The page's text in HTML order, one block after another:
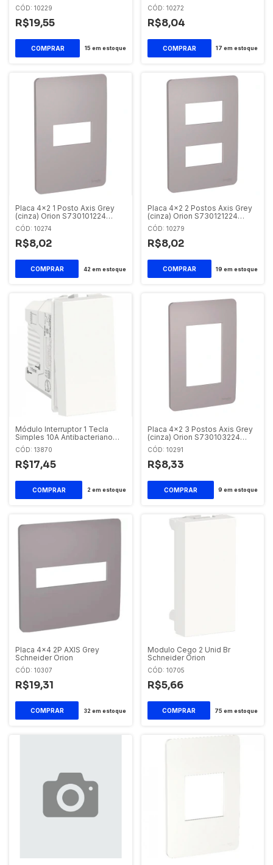
S730203294 Schneider Orion
CÓD: 10229
R$19,55
15 em estoque
Schneider Orion
CÓD: 10272
R$8,04
17 em estoque
Placa 4x2 1 Posto Axis Grey
(cinza) Orion S730101224
Orion Schneider
CÓD: 10274
R$8,02
42 em estoque
Placa 4x2 2 Postos Axis Grey
(cinza) Orion S730121224
Schneider Orion
CÓD: 10279
R$8,02
19 em estoque
Módulo Interruptor 1 Tecla
Simples 10A Antibacteriano
Branco S70110124 Schneider
Orion
CÓD: 13870
R$17,45
2 em estoque
Placa 4x2 3 Postos Axis Grey
(cinza) Orion S730103224
Schneider Orion
CÓD: 10291
R$8,33
9 em estoque
Placa 4x4 2P AXIS Grey
Schneider Orion
CÓD: 10307
R$19,31
32 em estoque
Modulo Cego 2 Unid Br
Schneider Orion
CÓD: 10705
R$5,66
75 em estoque